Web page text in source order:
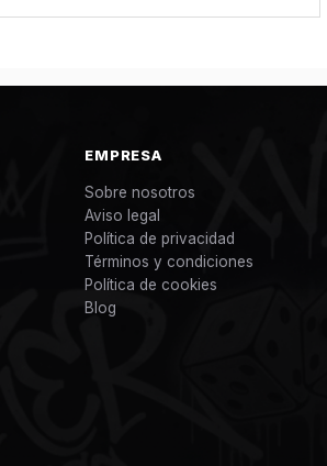
EMPRESA
Sobre nosotros
Aviso legal
Política de privacidad
Términos y condiciones
Política de cookies
Blog